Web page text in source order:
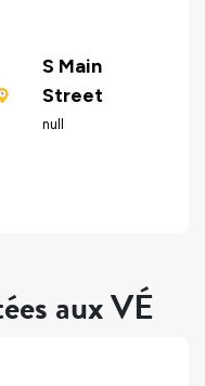
S Main
Street
null
aux VÉ